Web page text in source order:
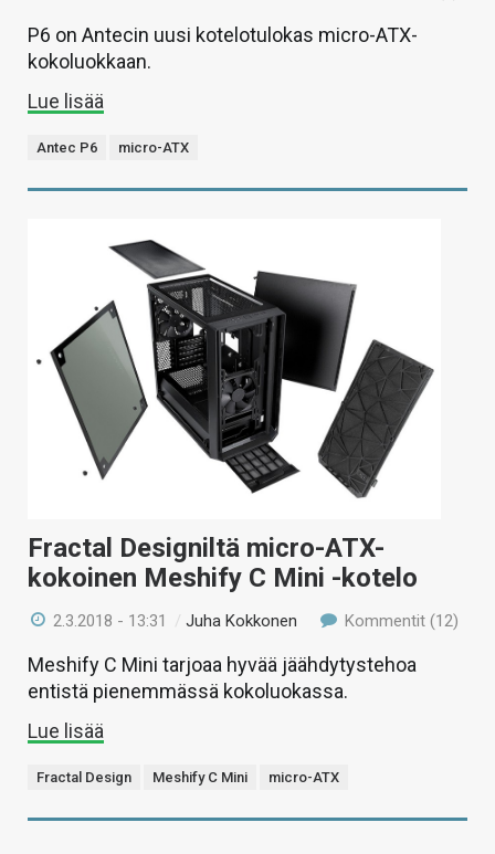
P6 on Antecin uusi kotelotulokas micro-ATX-
kokoluokkaan.
Lue lisää
Antec P6 micro-ATX
Fractal Designiltä micro-ATX-
kokoinen Meshify C Mini -kotelo
2.3.2018 - 13:31 /Juha Kokkonen Kommentit (12)
Meshify C Mini tarjoaa hyvää jäähdytystehoa
entistä pienemmässä kokoluokassa.
Lue lisää
Fractal Design Meshify C Mini micro-ATX